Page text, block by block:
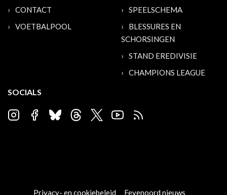
CONTACT
VOETBALPOOL
SPEELSCHEMA
BLESSURES EN
SCHORSINGEN
STAND EREDIVISIE
CHAMPIONS LEAGUE
SOCIALS
Privacy- en cookiebeleid Feyenoord nieuws